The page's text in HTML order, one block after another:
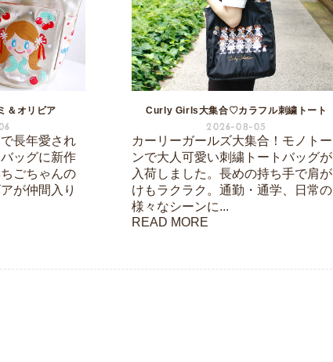
＆オリビア
長年愛され
ッグに新作
ごちゃんの
が仲間入り
Curly Girls大集合♡カラフル刺繍トート
2026-08-05
カーリーガールズ大集合！モノトー
ンで大人可愛い刺繍トートバッグが
入荷しました。長めの持ち手で肩が
けもラクラク。通勤・通学、日常の
様々なシーンに...
READ MORE